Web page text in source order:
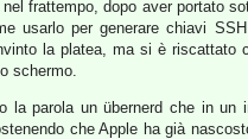
frattempo, dopo aver portato
usarlo per generare chiavi
la platea, ma si è
schermo.
la parola un übernerd che in
che Apple ha già